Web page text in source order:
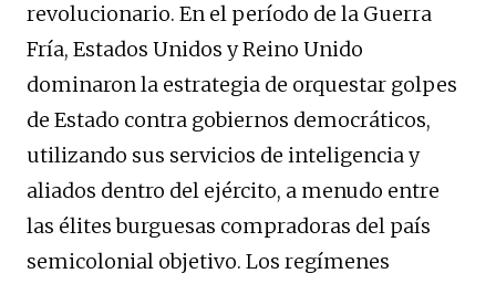
revolucionario. En el período de la Guerra
Fría, Estados Unidos y Reino Unido
dominaron la estrategia de orquestar golpes
de Estado contra gobiernos democráticos,
utilizando sus servicios de inteligencia y
aliados dentro del ejército, a menudo entre
las élites burguesas compradoras del país
semicolonial objetivo. Los regímenes